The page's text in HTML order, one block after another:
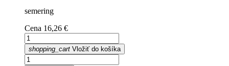
semering
Cena 16,26 €
shopping_cart Vložiť do košíka